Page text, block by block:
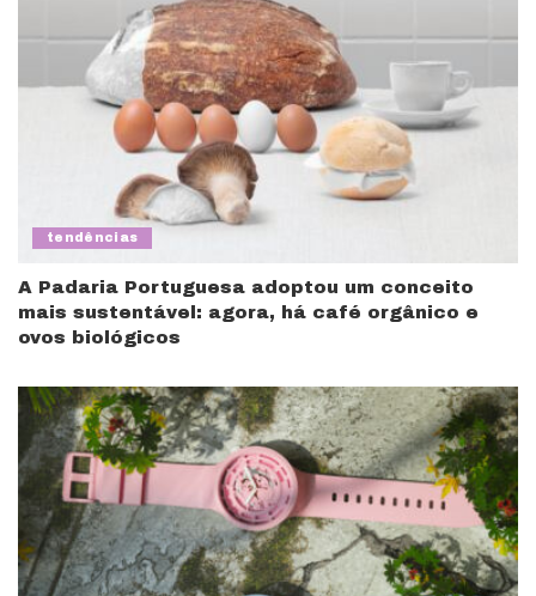
tendências
A Padaria Portuguesa adoptou um conceito
mais sustentável: agora, há café orgânico e
ovos biológicos